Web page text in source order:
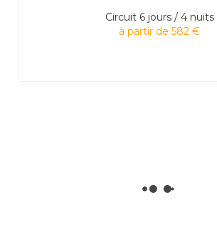
Circuit 6 jours / 4 nuits
à partir de 582 €